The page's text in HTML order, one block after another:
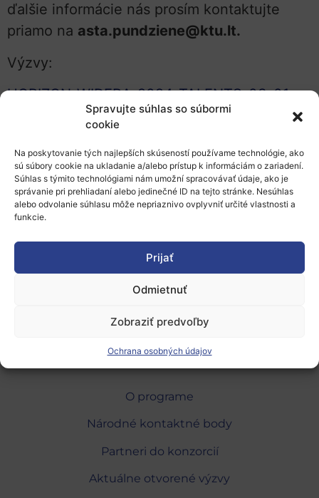
Spravujte súhlas so súbormi
cookie
Na poskytovanie tých najlepších skúseností používame technológie, ako
sú súbory cookie na ukladanie a/alebo prístup k informáciám o zariadení.
Súhlas s týmito technológiami nám umožní spracovávať údaje, ako je
správanie pri prehliadaní alebo jedinečné ID na tejto stránke. Nesúhlas
alebo odvolanie súhlasu môže nepriaznivo ovplyvniť určité vlastnosti a
funkcie.
Prijať
Odmietnuť
Zobraziť predvoľby
Ochrana osobných údajov
ďalšie informácie nás prosím kontaktujte
priamo na asta.pundziene@ktu.lt.
Výzvy:
HORIZON-WIDERA-2024-TALENTS-03-01:
ERA Talents
Hop on Facility
Pozrite si profil
Web univerzity https://en.ktu.edu/
O programe
Národné kontaktné body
Partneri do konzorcií
Aktuálne otvorené výzvy